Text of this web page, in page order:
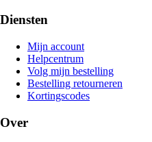
Diensten
Mijn account
Helpcentrum
Volg mijn bestelling
Bestelling retourneren
Kortingscodes
Over